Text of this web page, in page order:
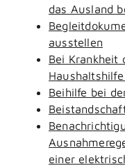
das Ausland
ausstellen
Bei Krankheit
Beihilfe bei
einer